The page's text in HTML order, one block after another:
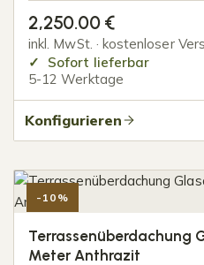
2,250.00 €
inkl. MwSt. · kostenloser
Sofort lieferbar
5-12 Werktage
Konfigurieren
-10%
Terrassenüberdachung
Meter Anthrazit